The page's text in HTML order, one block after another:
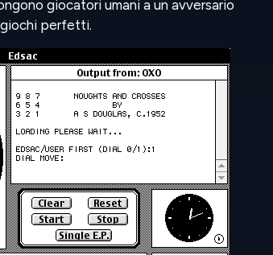
giocatori umani a un avversario
perfetti.